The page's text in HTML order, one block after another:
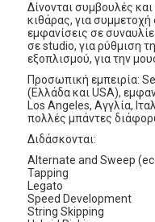
Δίνονται συμβουλές
κιθάρας, για
εμφανίσεις σε
σε studio, για ρύθμιση
εξοπλισμού, για την
Προσωπική εμπειρία:
(Ελλάδα και USA),
Los Angeles, Αγγλία,
πολλές μπάντες
Διδάσκονται:
Alternate and Sweep
Tapping
Legato
Speed Development
String Skipping